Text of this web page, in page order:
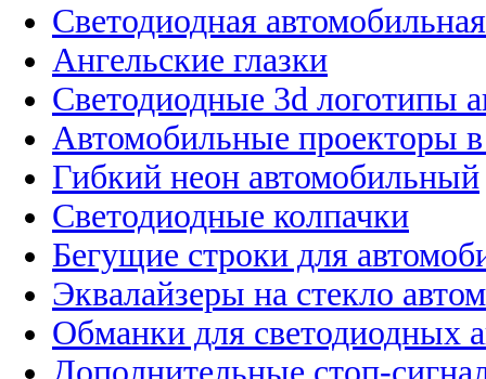
Светодиодная
Ангельские глазки
Светодиодные 3d логотипы
Автомобильные проекторы
Гибкий неон автомобильный
Светодиодные колпачки
Бегущие строки для
Эквалайзеры на стекло
Обманки для светодиодных